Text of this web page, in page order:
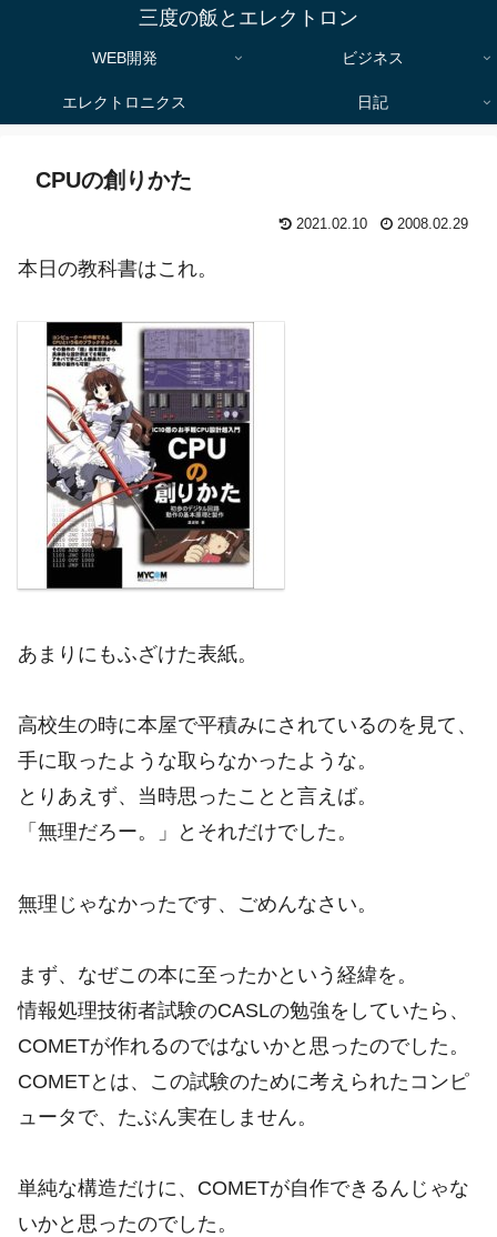
三度の飯とエレクトロン
WEB開発 ビジネス
エレクトロニクス 日記
CPUの創りかた
2021.02.10 2008.02.29
本日の教科書はこれ。
あまりにもふざけた表紙。
高校生の時に本屋で平積みにされているのを見て、
手に取ったような取らなかったような。
とりあえず、当時思ったことと言えば。
「無理だろー。」とそれだけでした。
無理じゃなかったです、ごめんなさい。
まず、なぜこの本に至ったかという経緯を。
情報処理技術者試験のCASLの勉強をしていたら、
COMETが作れるのではないかと思ったのでした。
COMETとは、この試験のために考えられたコンピ
ュータで、たぶん実在しません。
単純な構造だけに、COMETが自作できるんじゃな
いかと思ったのでした。